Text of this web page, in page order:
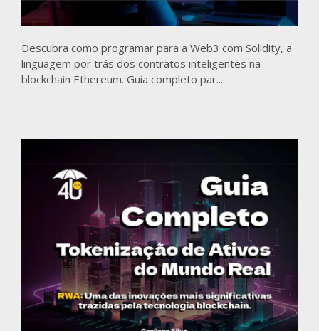
Descubra como programar para a Web3 com Solidity, a
linguagem por trás dos contratos inteligentes na
blockchain Ethereum. Guia completo par...